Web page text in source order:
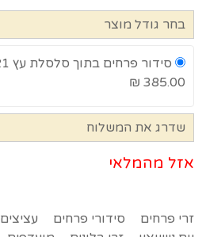
בחר גודל מוצר
סידור פרחים בתוך סלסלת עץ 21 ו
385.00 ₪
שדרג את המשלוח
אזל מהמלאי
זרי פרחים סידורי פרחים עציצים